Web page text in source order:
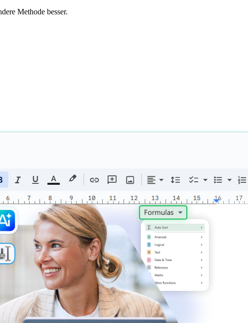
Methode besser.